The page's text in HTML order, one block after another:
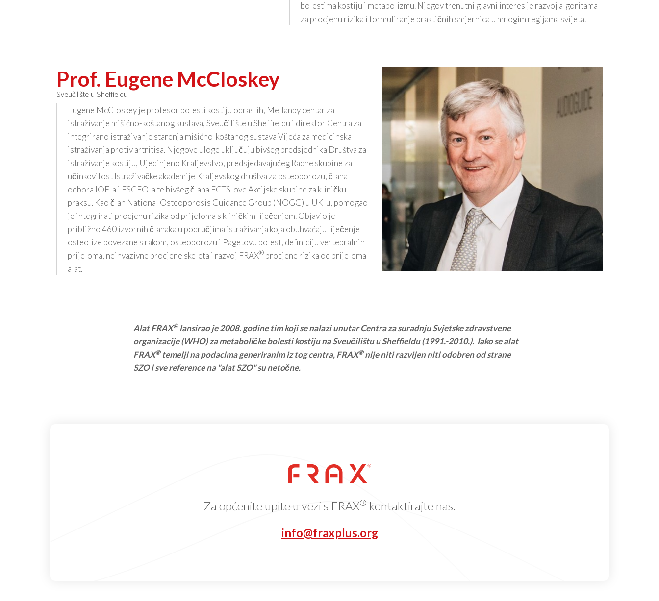
bolestima kostiju i metabolizmu. Njegov trenutni glavni interes je razvoj algoritama
za procjenu rizika i formuliranje praktičnih smjernica u mnogim regijama svijeta.
Prof. Eugene McCloskey
Sveučilište u Sheffieldu
Eugene McCloskey je profesor bolesti kostiju odraslih, Mellanby centar za
istraživanje mišićno-koštanog sustava, Sveučilište u Sheffieldu i direktor Centra za
integrirano istraživanje starenja mišićno-koštanog sustava Vijeća za medicinska
istraživanja protiv artritisa. Njegove uloge uključuju bivšeg predsjednika Društva za
istraživanje kostiju, Ujedinjeno Kraljevstvo, predsjedavajućeg Radne skupine za
učinkovitost Istraživačke akademije Kraljevskog društva za osteoporozu, člana
odbora IOF-a i ESCEO-a te bivšeg člana ECTS-ove Akcijske skupine za kliničku
praksu. Kao član National Osteoporosis Guidance Group (NOGG) u UK-u, pomogao
je integrirati procjenu rizika od prijeloma s kliničkim liječenjem. Objavio je
približno 460 izvornih članaka u područjima istraživanja koja obuhvaćaju liječenje
osteolize povezane s rakom, osteoporozu i Pagetovu bolest, definiciju vertebralnih
prijeloma, neinvazivne procjene skeleta i razvoj FRAX® procjene rizika od prijeloma
alat.
Alat FRAX®lansirao je 2008. godine tim koji se nalazi unutar Centra za suradnju Svjetske zdravstvene
organizacije (WHO) za metaboličke bolesti kostiju na Sveučilištu u Sheffieldu (1991.-2010.). Iako se alat
FRAX®temelji na podacima generiranim iz tog centra, FRAX®nije niti razvijen niti odobren od strane
SZO i sve reference na "alat SZO" su netočne.
Za općenite upite u vezi s FRAX® kontaktirajte nas.
info@fraxplus.org